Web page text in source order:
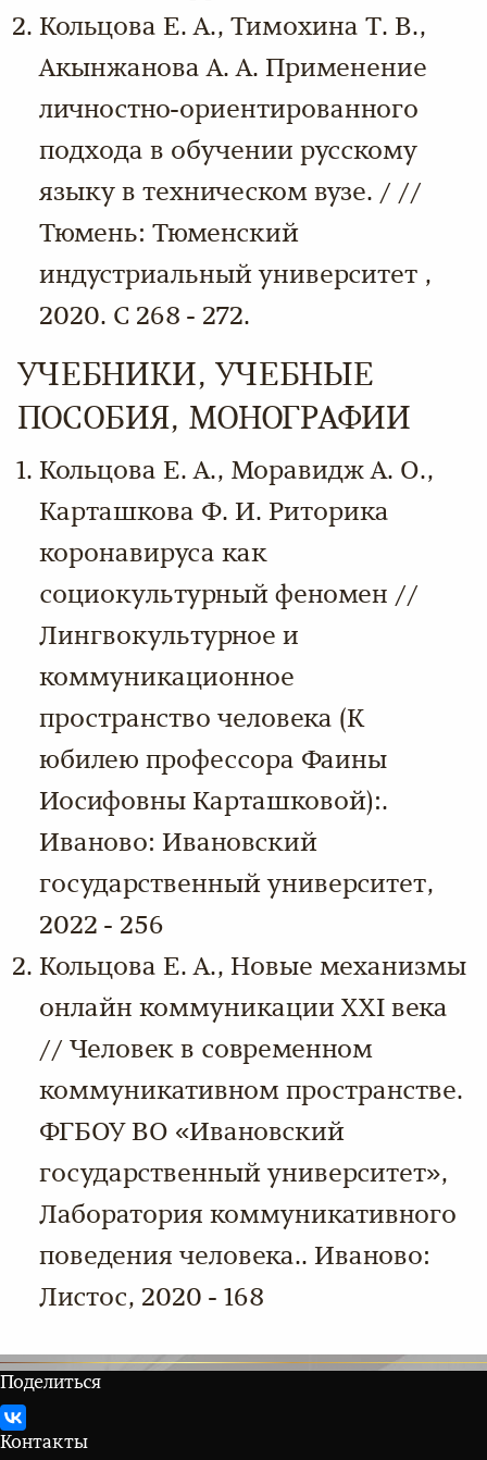
Кольцова Е. А., Тимохина Т. В.,
Акынжанова А. А. Применение
личностно-ориентированного
подхода в обучении русскому
языку в техническом вузе. / //
Тюмень: Тюменский
индустриальный университет ,
2020. С 268 - 272.
УЧЕБНИКИ, УЧЕБНЫЕ
ПОСОБИЯ, МОНОГРАФИИ
Кольцова Е. А., Моравидж А. О.,
Карташкова Ф. И. Риторика
коронавируса как
социокультурный феномен //
Лингвокультурное и
коммуникационное
пространство человека (К
юбилею профессора Фаины
Иосифовны Карташковой):.
Иваново: Ивановский
государственный университет,
2022 - 256
Кольцова Е. А., Новые механизмы
онлайн коммуникации ХХI века
// Человек в современном
коммуникативном пространстве.
ФГБОУ ВО «Ивановский
государственный университет»,
Лаборатория коммуникативного
поведения человека.. Иваново:
Листос, 2020 - 168
Поделиться
Контакты